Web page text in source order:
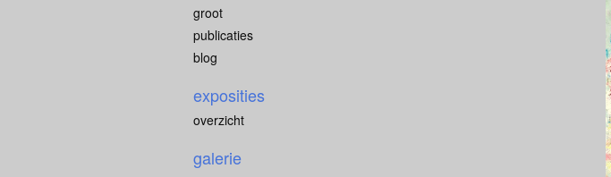
groot
publicaties
blog
exposities
overzicht
galerie